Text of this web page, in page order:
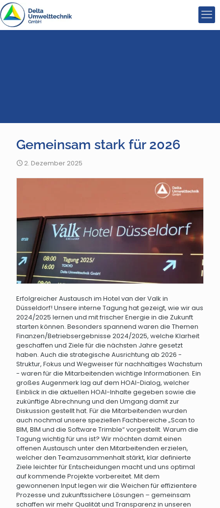
Gemeinsam stark für 2026
2. Dezember 2025
Erfolgreicher Austausch im Hotel van der Valk in
Düsseldorf! Unsere interne Tagung hat gezeigt, wie wir aus
2024/2025 lernen und mit frischer Energie in die Zukunft
starten können. Besonders spannend waren die Themen
Finanzen/Betriebsergebnisse 2024/2025, welche Klarheit
geschaffen und Ziele für die nächsten Jahre gesetzt
haben. Auch die strategische Ausrichtung ab 2026 -
Struktur, Fokus und Wegweiser für nachhaltiges Wachstum
- waren für die Mitarbeitenden wichtige Informationen. Ein
großes Augenmerk lag auf dem HOAI-Dialog, welcher
Einblick in die aktuellen HOAI-Inhalte gegeben sowie die
zukünftige Abrechnung und den Umgang damit zur
Diskussion gestellt hat. Für die Mitarbeitenden wurden
auch nochmal unsere speziellen Fachbereiche „Scan to
BIM, BIM und die Software Trimble“ vorgestellt. Warum die
Tagung wichtig für uns ist? Wir möchten damit einen
offenen Austausch unter den Mitarbeitenden erzielen,
welcher den Teamzusammenhalt stärkt, klar definierte
Ziele leichter für Entscheidungen macht und uns optimal
auf kommende Projekte vorbereitet. Mit dem
gewonnenen Input legen wir die Weichen für effizientere
Prozesse und zukunftssichere Lösungen – gemeinsam
schaffen wir mehr Qualität und Transparenz in unseren